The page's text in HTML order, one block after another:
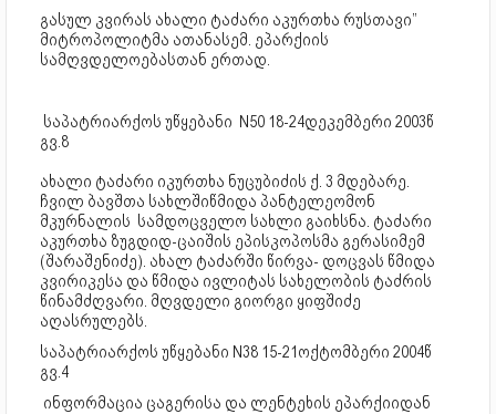
გასულ კვირას ახალი ტაძარი აკურთხა რუსთავი”
მიტროპოლიტმა ათანასემ. ეპარქიის
სამღვდელოებასთან ერთად.
საპატრიარქოს უწყებანი N50 18-24დეკემბერი 2003წ
გვ.8
ახალი ტაძარი იკურთხა ნუცუბიძის ქ. 3 მდებარე.
ჩვილ ბავშთა სახლშიწმიდა პანტელეომონ
მკურნალის სამდოცველო სახლი გაიხსნა. ტაძარი
აკურთხა ზუგდიდ-ცაიშის ეპისკოპოსმა გერასიმემ
(შარაშენიძე). ახალ ტაძარში წირვა- დოცვას წმიდა
კვირიკესა და წმიდა ივლიტას სახელობის ტაძრის
წინამძღვარი. მღვდელი გიორგი ყიფშიძე
აღასრულებს.
საპატრიარქოს უწყებანი N38 15-21ოქტომბერი 2004წ
გვ.4
ინფორმაცია ცაგერისა და ლენტეხის ეპარქიიდან